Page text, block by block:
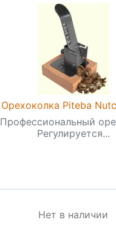
Орехоколка Piteba
Профессиональный
Регулируется...
Нет в наличии